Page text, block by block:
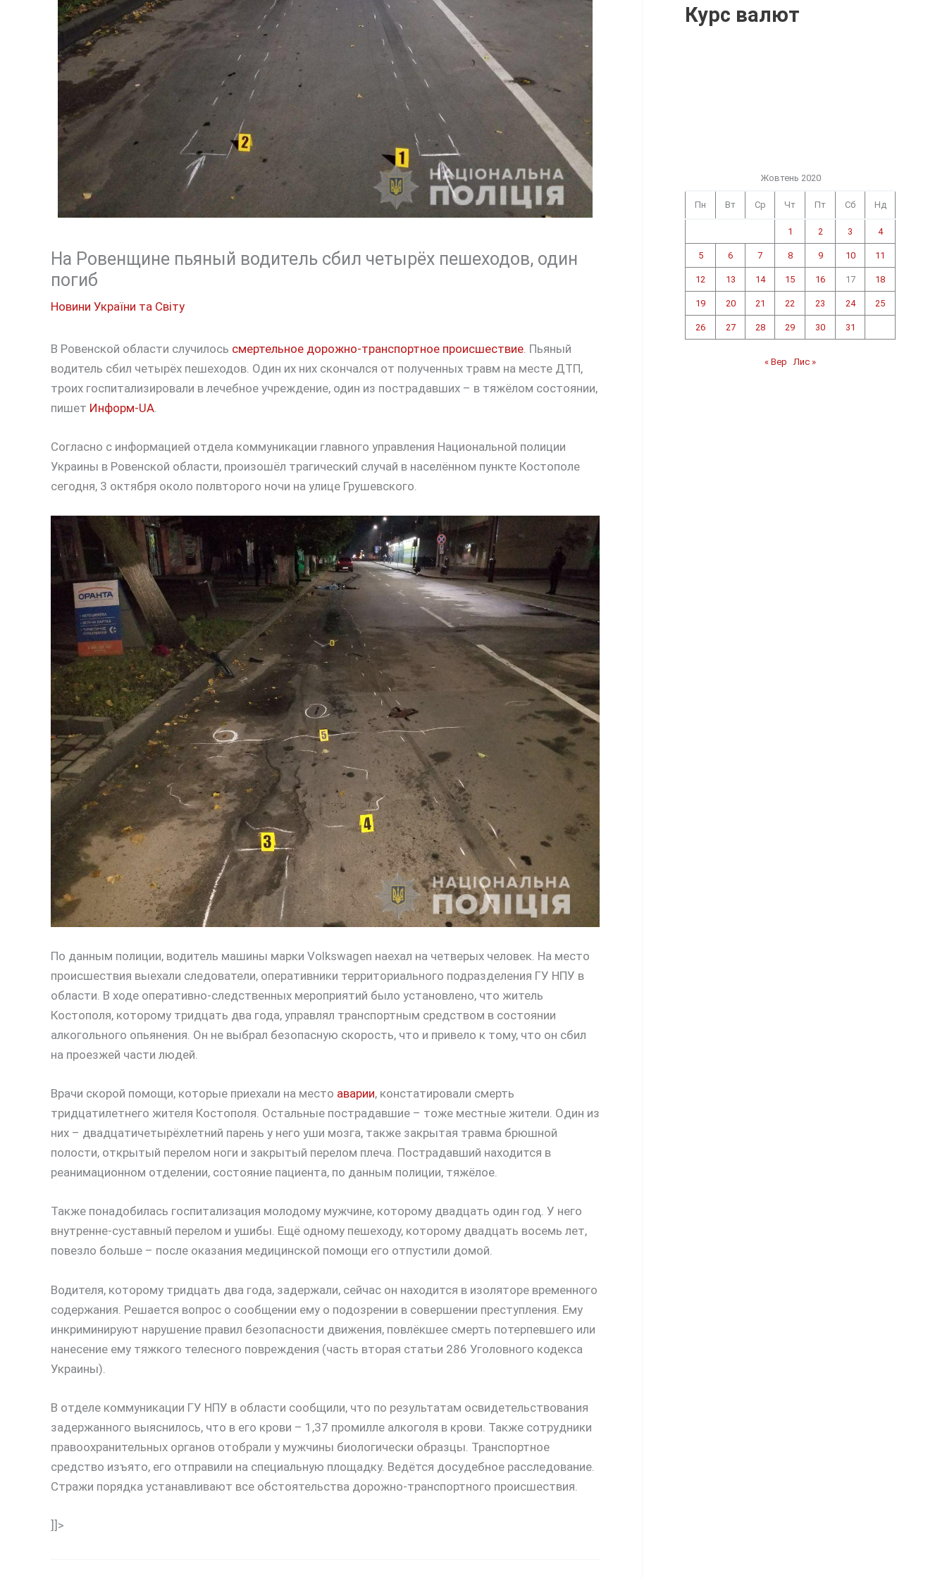
На Ровенщине пьяный водитель сбил четырёх пешеходов, один
погиб
Новини України та Світу
В Ровенской области случилось смертельное дорожно-транспортное происшествие. Пьяный
водитель сбил четырёх пешеходов. Один их них скончался от полученных травм на месте ДТП,
троих госпитализировали в лечебное учреждение, один из пострадавших – в тяжёлом состоянии,
пишет Информ-UA.
Согласно с информацией отдела коммуникации главного управления Национальной полиции
Украины в Ровенской области, произошёл трагический случай в населённом пункте Костополе
сегодня, 3 октября около полвторого ночи на улице Грушевского.
По данным полиции, водитель машины марки Volkswagen наехал на четверых человек. На место
происшествия выехали следователи, оперативники территориального подразделения ГУ НПУ в
области. В ходе оперативно-следственных мероприятий было установлено, что житель
Костополя, которому тридцать два года, управлял транспортным средством в состоянии
алкогольного опьянения. Он не выбрал безопасную скорость, что и привело к тому, что он сбил
на проезжей части людей.
Врачи скорой помощи, которые приехали на место аварии, констатировали смерть
тридцатилетнего жителя Костополя. Остальные пострадавшие – тоже местные жители. Один из
них – двадцатичетырёхлетний парень у него уши мозга, также закрытая травма брюшной
полости, открытый перелом ноги и закрытый перелом плеча. Пострадавший находится в
реанимационном отделении, состояние пациента, по данным полиции, тяжёлое.
Также понадобилась госпитализация молодому мужчине, которому двадцать один год. У него
внутренне-суставный перелом и ушибы. Ещё одному пешеходу, которому двадцать восемь лет,
повезло больше – после оказания медицинской помощи его отпустили домой.
Водителя, которому тридцать два года, задержали, сейчас он находится в изоляторе временного
содержания. Решается вопрос о сообщении ему о подозрении в совершении преступления. Ему
инкриминируют нарушение правил безопасности движения, повлёкшее смерть потерпевшего или
нанесение ему тяжкого телесного повреждения (часть вторая статьи 286 Уголовного кодекса
Украины).
В отделе коммуникации ГУ НПУ в области сообщили, что по результатам освидетельствования
задержанного выяснилось, что в его крови – 1,37 промилле алкоголя в крови. Также сотрудники
правоохранительных органов отобрали у мужчины биологически образцы. Транспортное
средство изъято, его отправили на специальную площадку. Ведётся досудебное расследование.
Стражи порядка устанавливают все обстоятельства дорожно-транспортного происшествия.
]]>
Курс валют
Жовтень 2020
Пн Вт Ср Чт Пт Сб Нд
1 2 3 4
5 6 7 8 9 10 11
12 13 14 15 16 17 18
19 20 21 22 23 24 25
26 27 28 29 30 31
« Вер Лис »